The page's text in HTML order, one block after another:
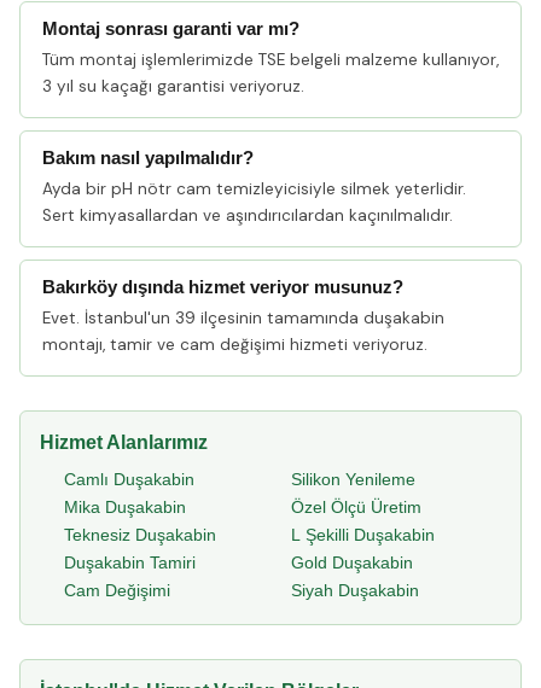
Montaj sonrası garanti var mı?
Tüm montaj işlemlerimizde TSE belgeli malzeme kullanıyor,
3 yıl su kaçağı garantisi veriyoruz.
Bakım nasıl yapılmalıdır?
Ayda bir pH nötr cam temizleyicisiyle silmek yeterlidir.
Sert kimyasallardan ve aşındırıcılardan kaçınılmalıdır.
Bakırköy dışında hizmet veriyor musunuz?
Evet. İstanbul'un 39 ilçesinin tamamında duşakabin
montajı, tamir ve cam değişimi hizmeti veriyoruz.
Hizmet Alanlarımız
Camlı Duşakabin
Mika Duşakabin
Teknesiz Duşakabin
Duşakabin Tamiri
Cam Değişimi
Silikon Yenileme
Özel Ölçü Üretim
L Şekilli Duşakabin
Gold Duşakabin
Siyah Duşakabin